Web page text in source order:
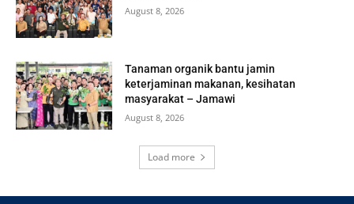
August 8, 2026
Tanaman organik bantu jamin
keterjaminan makanan, kesihatan
masyarakat – Jamawi
August 8, 2026
Load more